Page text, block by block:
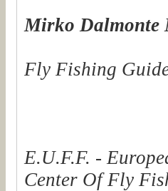
Mirko Dalmonte
Fly Fishing
E.U.F.F. -
Center Of Fly